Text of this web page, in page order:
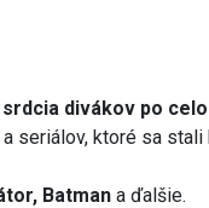
divákov po
seriálov, ktoré sa
Batman a ďalšie.